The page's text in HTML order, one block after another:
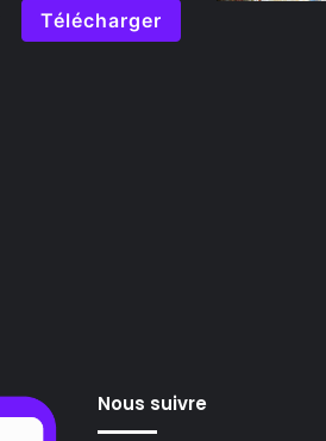
Télécharger
Nous suivre